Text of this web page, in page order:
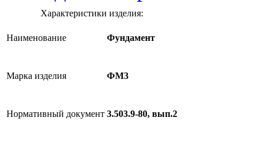
Характеристики изделия:
Наименование Фундамент
Марка изделия ФМ3
Нормативный документ 3.503.9-80, вып.2